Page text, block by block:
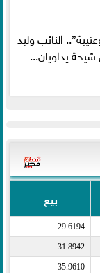
النائب وليد
شيحة يداويان...
بيع
29.6194
31.8942
35.9610